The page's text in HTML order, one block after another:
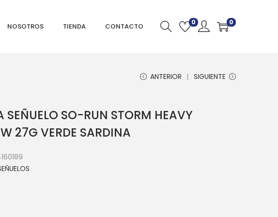
NOSOTROS TIENDA CONTACTO 0 0
ANTERIOR SIGUIENTE
SEÑUELO SO-RUN STORM HEAVY
27G VERDE SARDINA